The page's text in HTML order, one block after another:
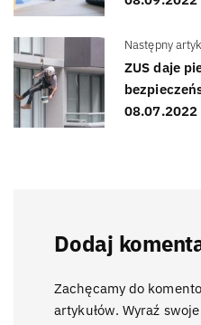
Następny
ZUS daje
Dodaj
Zachęcamy do
artykułów. Wyraź